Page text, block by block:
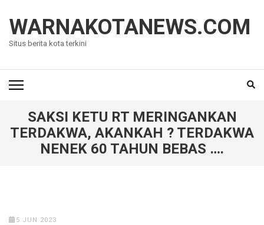
konten
(Tekan
WARNAKOTANEWS.COM
Situs berita kota terkini
SAKSI KETU RT MERINGANKAN
TERDAKWA, AKANKAH ? TERDAKWA
NENEK 60 TAHUN BEBAS ….
5 JUN 2023